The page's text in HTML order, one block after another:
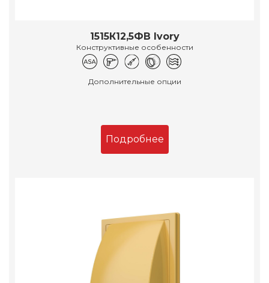
1515К12,5ФВ Ivory
Конструктивные особенности
Дополнительные опции
Подробнее